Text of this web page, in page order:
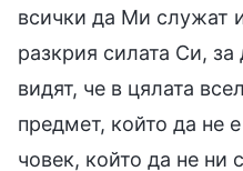
всички да Ми служат
разкрия силата Си,
видят, че в цялата
предмет, който да не
човек, който да не